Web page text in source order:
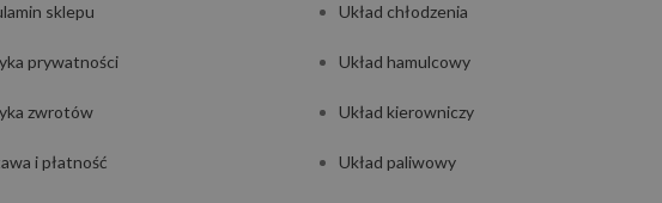
sklepu
prywatności
zwrotów
i płatność
Układ chłodzenia
Układ hamulcowy
Układ kierowniczy
Układ paliwowy